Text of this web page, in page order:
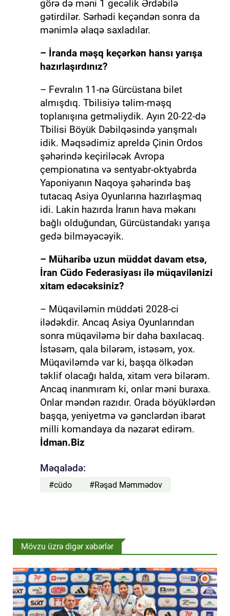
görə də məni 1 gecəlik Ərdəbilə
gətirdilər. Sərhədi keçəndən sonra da
mənimlə əlaqə saxladılar.
– İranda məşq keçərkən hansı yarışa
hazırlaşırdınız?
– Fevralın 11-nə Gürcüstana bilet
almışdıq. Tbilisiyə təlim-məşq
toplanışına getməliydik. Ayın 20-22-də
Tbilisi Böyük Dəbilqəsində yarışmalı
idik. Məqsədimiz apreldə Çinin Ordos
şəhərində keçiriləcək Avropa
çempionatına və sentyabr-oktyabrda
Yaponiyanın Naqoya şəhərində baş
tutacaq Asiya Oyunlarına hazırlaşmaq
idi. Lakin hazırda İranın hava məkanı
bağlı olduğundan, Gürcüstandakı yarışa
gedə bilməyəcəyik.
– Müharibə uzun müddət davam etsə,
İran Cüdo Federasiyası ilə müqavilənizi
xitam edəcəksiniz?
– Müqaviləmin müddəti 2028-ci
ilədəkdir. Ancaq Asiya Oyunlarından
sonra müqaviləmə bir daha baxılacaq.
İstəsəm, qala bilərəm, istəsəm, yox.
Müqaviləmdə var ki, başqa ölkədən
təklif olacağı halda, xitam verə bilərəm.
Ancaq inanmıram ki, onlar məni buraxa.
Onlar məndən razıdır. Orada böyüklərdən
başqa, yeniyetmə və gənclərdən ibarət
milli komandaya da nəzarət edirəm.
İdman.Biz
Məqalədə:
#cüdo #Rəşad Məmmədov
Mövzu üzrə digər xəbərlər